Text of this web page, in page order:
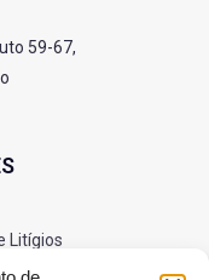
59-67,
Litígios